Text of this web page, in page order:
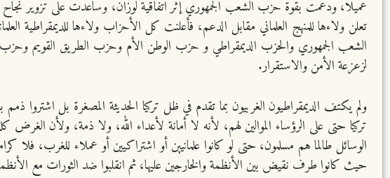
تعلن ولاءها للمنهج العلماني مقابل الدعم، فأعلنت كل الأحزاب ولاءها للديمقراطية
الشعب الجمهوري والحزب الديمقراطي و حزب الوطن الأم وحزب الطريق القويم وحزب
لزعزعة الأمن والاستقرار.
ولم يكتف الديمقراطيون الغربيون بما تقدم في ظل تركيا الحديثة المصغرة بل اشتروا
تركيا حتى على الرؤساء الموالين لهم، لأنه لا أمانة لأعداء الله، ولا ذمة، ولأن
الوسائل طالما هم مسلمون، حتى لو كانوا علمانيين أو اشتراكيين أو عملاء للغرب، فلا
حيث كانوا طرف نقيض بين الأنظمة والخارجين عليها، ثم انقلبوا ضد الثورات مع